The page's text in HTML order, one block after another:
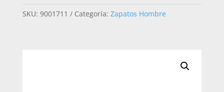
12VBVBV
SKU: 9001711 Categoría: Zapatos Hombre